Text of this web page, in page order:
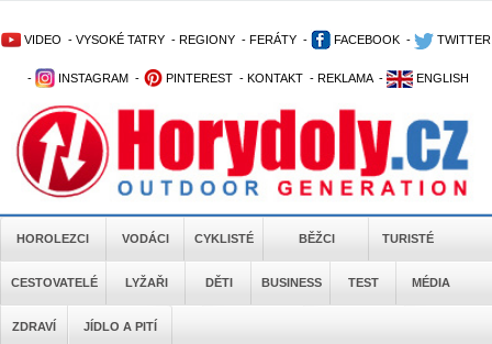
VIDEO - VYSOKÉ TATRY - REGIONY - FERÁTY - FACEBOOK - TWITTER
- INSTAGRAM - PINTEREST - KONTAKT - REKLAMA - ENGLISH
HOROLEZCI VODÁCI CYKLISTÉ BĚŽCI TURISTÉ
CESTOVATELÉ LYŽAŘI DĚTI BUSINESS TEST MÉDIA
ZDRAVÍ JÍDLO A PITÍ